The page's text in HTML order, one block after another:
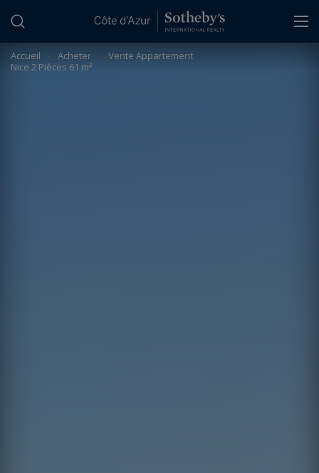
Accueil > Acheter > Vente Appartement
Nice 2 Pièces 61 m²